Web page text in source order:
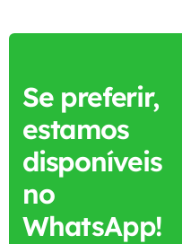
Se preferir,
estamos
disponíveis
no
WhatsApp!